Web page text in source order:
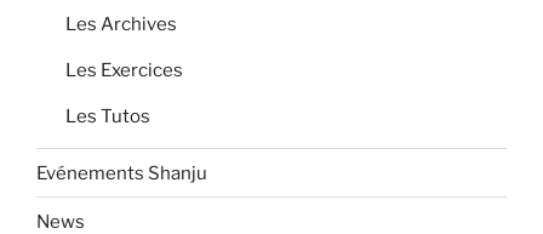
Les Archives
Les Exercices
Les Tutos
Evénements Shanju
News